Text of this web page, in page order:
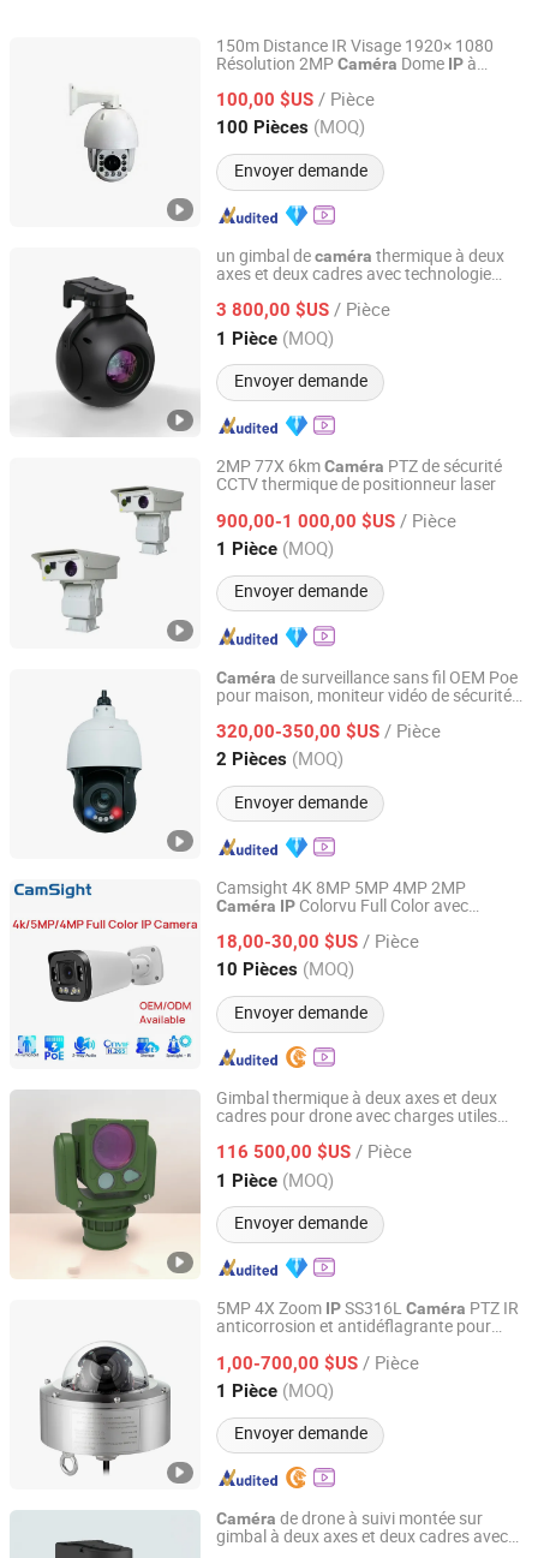
caméra réseau de
vidéosurveillance à tube
thermique et laser à
longue distance
avec objectif
distance IR
150m Distance IR Visage 1920× 1080
Résolution 2MPCaméra Dome IP à
100,00 $US / Pièce
100 Pièces (MOQ)
Envoyer demande
Cloudwest Tech Limited
Zhejiang, China Depuis 2022
un gimbal decaméra thermique à deux
axes et deux cadres avec technologie
point fixe Lm120-1-40caméra
3 800,00 $US / Pièce
1 Pièce (MOQ)
Envoyer demande
Nanjing Zhuoyu Intelligent Technology Co., Ltd.
Jiangsu, China Depuis 2025
2MP 77X 6kmCaméra PTZ de sécurité
CCTV thermique de positionneur laser
900,00-1 000,00 $US / Pièce
1 Pièce (MOQ)
Envoyer demande
Fuzhou Xuzhuo Electronic Technology Co., Ltd.
Fujian, China Depuis 2026
Caméra de surveillance sans fil OEM Poe
pour maison, moniteur vidéo de sécurité
caméraIPHD
320,00-350,00 $US / Pièce
2 Pièces (MOQ)
Envoyer demande
HANGZHOU SOAR SECURITY TECHNOLOGY CO., LTD.
Zhejiang, China Depuis 2021
Camsight 4K 8MP 5MP 4MP 2MP
Caméra IP Colorvu Full Color avec
CaméraIPen forme de balle Poe CCTV
Sécurité réseauCaméra
OEM
18,00-30,00 $US / Pièce
10 Pièces (MOQ)
Envoyer demande
SHENZHEN CAMSIGHT TECHNOLOGY CO.,LTD
Guangdong, China Depuis 2023
Gimbal thermique à deux axes et deux
cadres pour drone avec charges utiles
116 500,00 $US / Pièce
1 Pièce (MOQ)
Envoyer demande
Nanjing Zhuoyu Intelligent Technology Co., Ltd.
Jiangsu, China Depuis 2025
5MP 4X Zoom IPSS316L Caméra PTZ IR
anticorrosion et antidéflagrante pour
1,00-700,00 $US / Pièce
1 Pièce (MOQ)
Envoyer demande
Shenzhen Wardmay Technology Co., Limited
Guangdong, China Depuis 2013
Caméra de drone à suivi montée sur
gimbal à deux axes et deux cadres avec
Nanjing Zhuoyu Intelligent Technology Co., Ltd.